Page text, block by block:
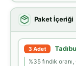
Paket İçeriği
3 Adet
%35 fındık